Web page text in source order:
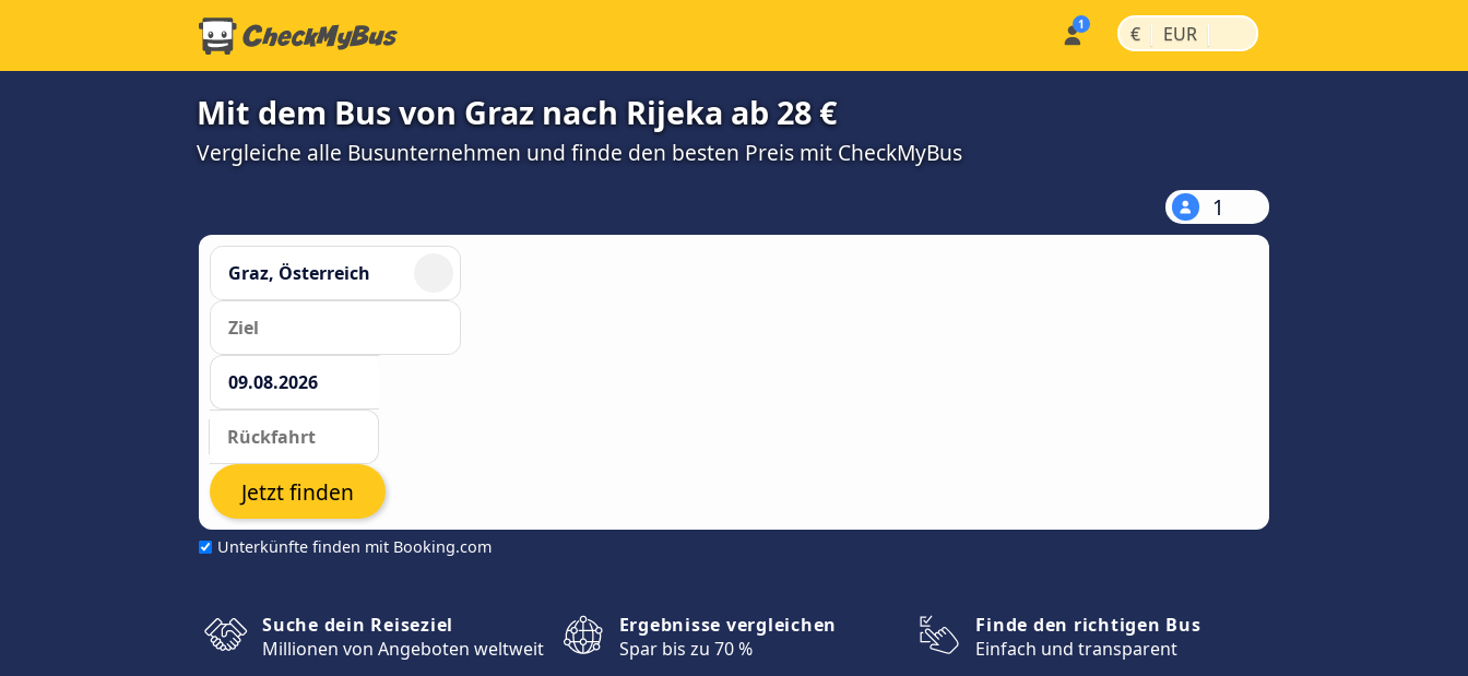
€ | EUR |
Mit dem Bus von Graz nach Rijeka ab 28 €
Vergleiche alle Busunternehmen und finde den besten Preis mit CheckMyBus
1
Unterkünfte finden mit Booking.com
Jetzt finden
Suche dein Reiseziel
Millionen von Angeboten weltweit
Ergebnisse vergleichen
Spar bis zu 70 %
Finde den richtigen Bus
Einfach und transparent